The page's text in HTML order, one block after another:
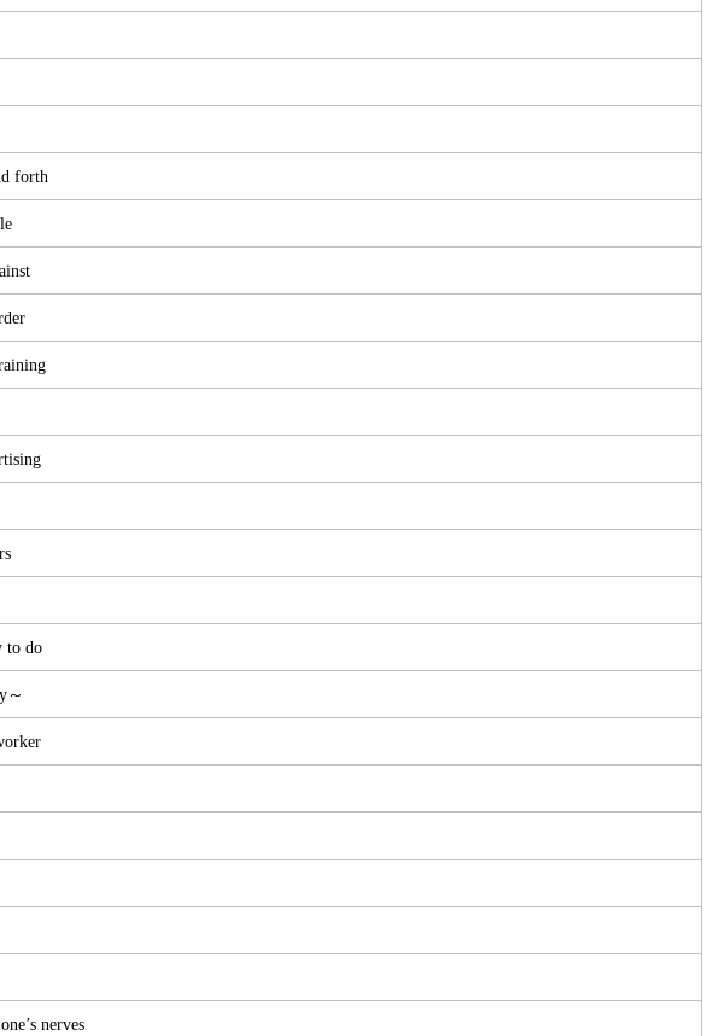
forth
to do
～
nerves